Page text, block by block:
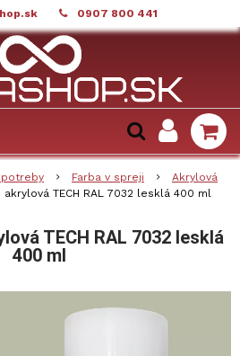
0907 800 441
potreby Farba v spreji
Akrylová
akrylová TECH RAL 7032 lesklá 400 ml
TECH RAL 7032 lesklá
400 ml